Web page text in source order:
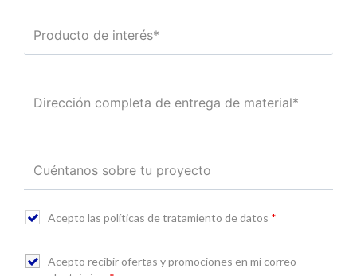
Acepto las políticas de tratamiento de datos *
Acepto recibir ofertas y promociones en mi correo